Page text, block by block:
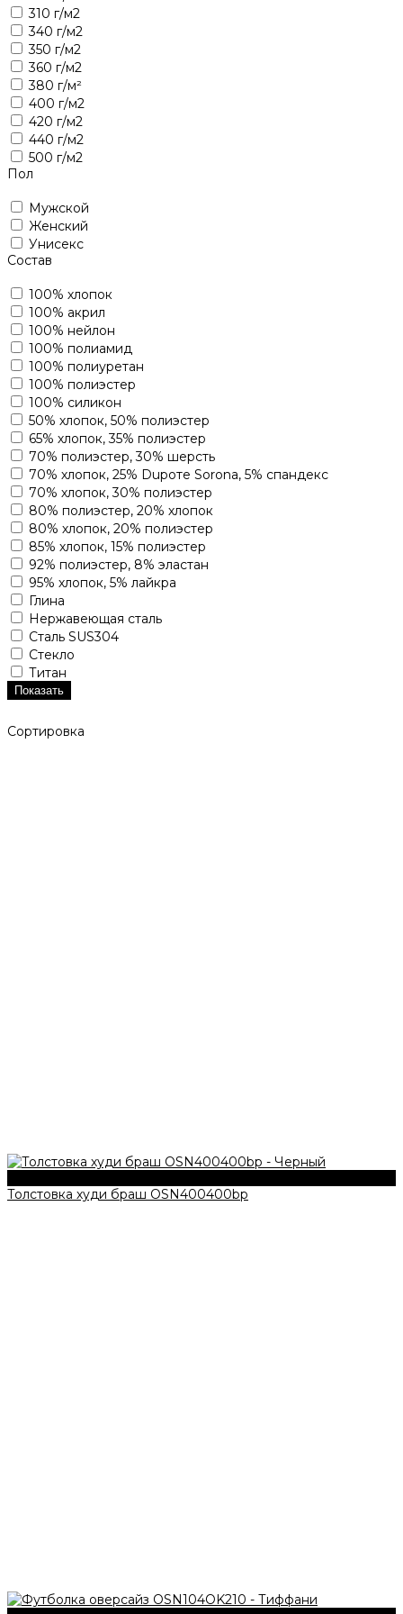
310 г/м2
340 г/м2
350 г/м2
360 г/м2
380 г/м²
400 г/м2
420 г/м2
440 г/м2
500 г/м2
Пол
Мужской
Женский
Унисекс
Состав
100% хлопок
100% акрил
100% нейлон
100% полиамид
100% полиуретан
100% полиэстер
100% силикон
50% хлопок, 50% полиэстер
65% хлопок, 35% полиэстер
70% полиэстер, 30% шерсть
70% хлопок, 25% Dupoте Sorona, 5% спандекс
70% хлопок, 30% полиэстер
80% полиэстер, 20% хлопок
80% хлопок, 20% полиэстер
85% хлопок, 15% полиэстер
92% полиэстер, 8% эластан
95% хлопок, 5% лайкра
Глина
Нержавеющая сталь
Сталь SUS304
Стекло
Титан
Показать
Сортировка
Толстовка худи браш OSN400400bp